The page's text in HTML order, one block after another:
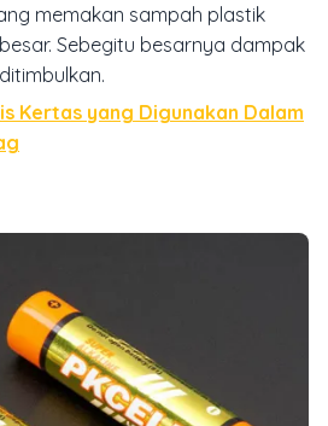
memakan sampah plastik
Sebegitu besarnya dampak
Kertas yang Digunakan Dalam